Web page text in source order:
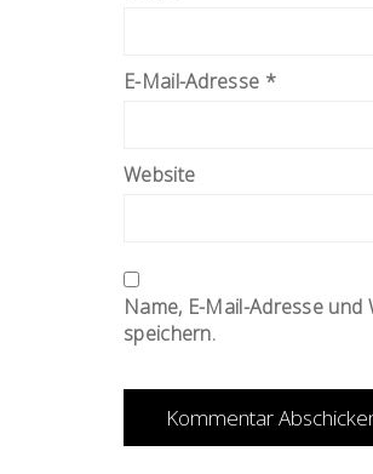
E-Mail-Adresse *
Website
Name, E-Mail-Adresse
speichern.